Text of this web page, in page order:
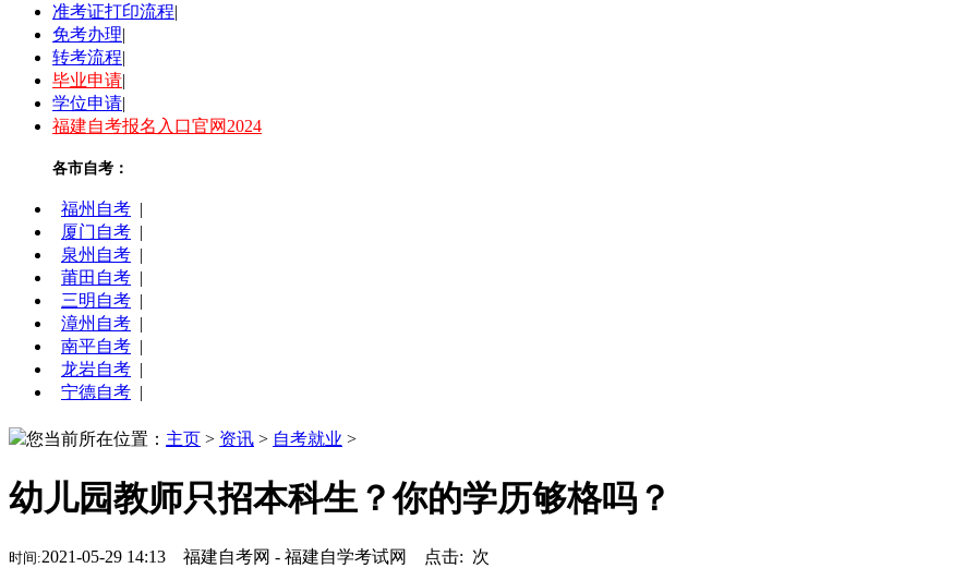
准考证打印流程|
免考办理|
转考流程|
毕业申请|
学位申请|
福建自考报名入口官网2024
各市自考：
福州自考 |
厦门自考 |
泉州自考 |
莆田自考 |
三明自考 |
漳州自考 |
南平自考 |
龙岩自考 |
宁德自考 |
您当前所在位置： 主页 > 资讯 > 自考就业 >
幼儿园教师只招本科生？你的学历够格吗？
时间:2021-05-29 14:13 福建自考网 - 福建自学考试网 点击: 次